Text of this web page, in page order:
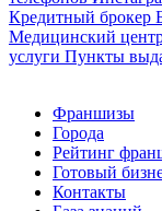
Кредитный брокер
Медицинский
услуги Пункты
Франшизы
Города
Рейтинг
Готовый
Контакты